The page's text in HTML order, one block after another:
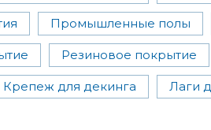
Промышленные полы
Резиновое покрытие
Крепеж для декинга Лаги